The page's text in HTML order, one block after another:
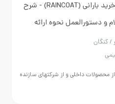
استعلام خرید بارانی (RAINCOAT) - شرح
نحوه ارائه
داخلی و از شرکتهای سازنده